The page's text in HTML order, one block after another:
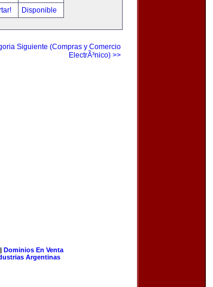
Disponible
Siguiente (Compras y Comercio
ElectrÃ³nico) >>
| Dominios En Venta
Argentinas